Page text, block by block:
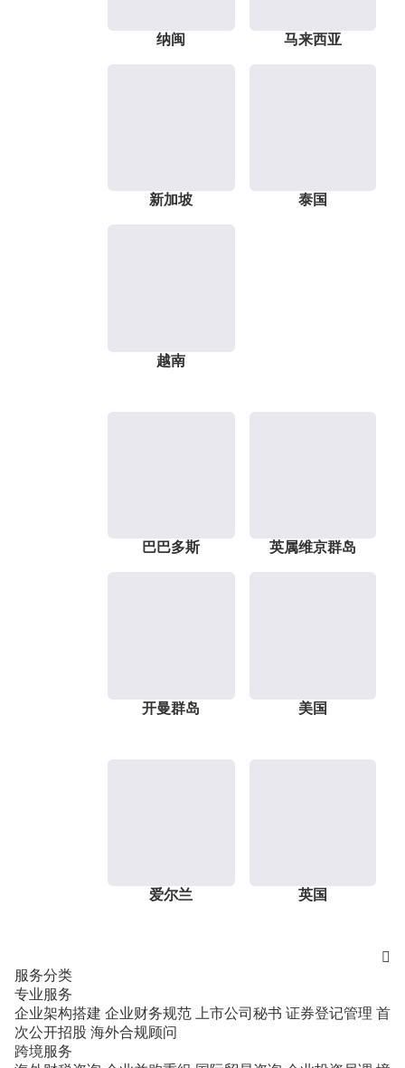
纳闽 马来西亚
新加坡 泰国
越南
巴巴多斯 英属维京群岛
开曼群岛 美国
爱尔兰 英国

服务分类
专业服务
企业架构搭建 企业财务规范 上市公司秘书 证券登记管理 首
次公开招股 海外合规顾问
跨境服务